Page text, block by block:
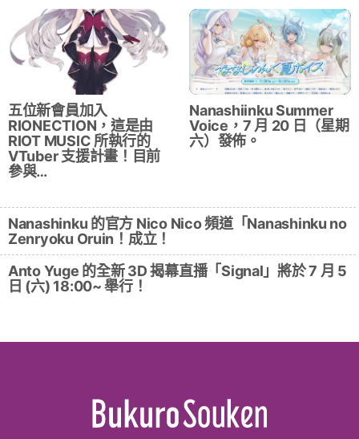
五位新會員加入
RIONECTION，這是由
RIOT MUSIC 所執行的
VTuber 支援計畫！目前
參與…
Nanashiinku Summer
Voice，7 月 20 日（星期
六）發佈。
Nanashinku 的官方 Nico Nico 頻道「Nanashinku no
Zenryoku Oruin！成立！
Anto Yuge 的全新 3D 揭幕直播「Signal」將於 7 月 5
日 (六) 18:00~ 舉行！